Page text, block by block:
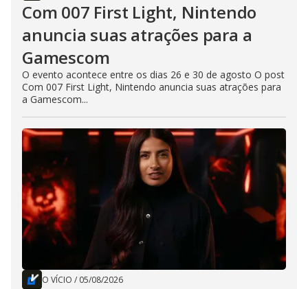
Com 007 First Light, Nintendo
anuncia suas atrações para a
Gamescom
O evento acontece entre os dias 26 e 30 de agosto O post
Com 007 First Light, Nintendo anuncia suas atrações para
a Gamescom...
O VÍCIO / 05/08/2026